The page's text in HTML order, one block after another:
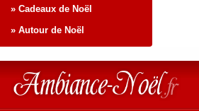
» Cadeaux de Noël
» Autour de Noël